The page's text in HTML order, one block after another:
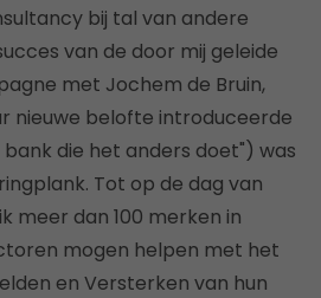
bij tal van andere
van de door mij geleide
met Jochem de Bruin,
nieuwe belofte introduceerde
bank die het anders doet") was
Tot op de dag van
meer dan 100 merken in
mogen helpen met het
en Versterken van hun